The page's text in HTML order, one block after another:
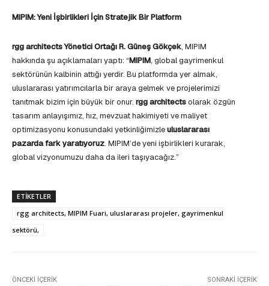
MIPIM: Yeni İşbirlikleri İçin Stratejik Bir Platform
rgg architects Yönetici Ortağı R. Güneş Gökçek, MIPIM
hakkında şu açıklamaları yaptı: “MIPIM, global gayrimenkul
sektörünün kalbinin attığı yerdir. Bu platformda yer almak,
uluslararası yatırımcılarla bir araya gelmek ve projelerimizi
tanıtmak bizim için büyük bir onur. rgg architectsolarak özgün
tasarım anlayışımız, hız, mevzuat hakimiyeti ve maliyet
optimizasyonu konusundaki yetkinliğimizleuluslararası
pazarda fark yaratıyoruz. MIPIM’de yeni işbirlikleri kurarak,
global vizyonumuzu daha da ileri taşıyacağız.”
ETIKETLER
rgg architects, MIPIM Fuari, uluslararası projeler, gayrimenkul
sektörü,
ÖNCEKI İÇERIK SONRAKI İÇERIK